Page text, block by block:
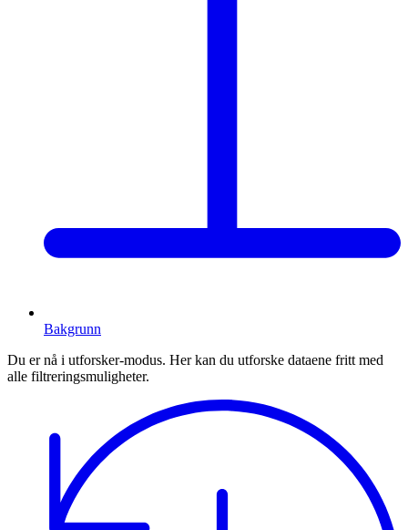
Bakgrunn
Du er nå i utforsker-modus. Her kan du utforske dataene fritt med
alle filtreringsmuligheter.